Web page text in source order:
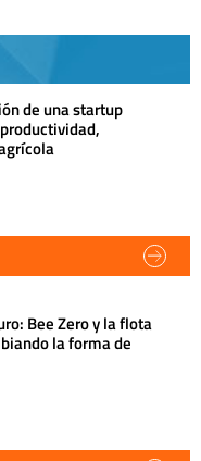
de una startup
Bee Zero y la flota
la forma de